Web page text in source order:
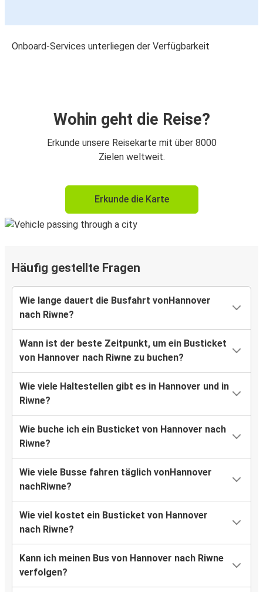
Onboard-Services unterliegen der Verfügbarkeit
Wohin geht die Reise?
Erkunde unsere Reisekarte mit über 8000
Zielen weltweit.
Erkunde die Karte
Häufig gestellte Fragen
Wie lange dauert die Busfahrt vonHannover
nach Riwne?
Wann ist der beste Zeitpunkt, um ein Busticket
von Hannover nach Riwne zu buchen?
Wie viele Haltestellen gibt es in Hannover und in
Riwne?
Wie buche ich ein Busticket von Hannover nach
Riwne?
Wie viele Busse fahren täglich vonHannover
nachRiwne?
Wie viel kostet ein Busticket von Hannover
nach Riwne?
Kann ich meinen Bus von Hannover nach Riwne
verfolgen?